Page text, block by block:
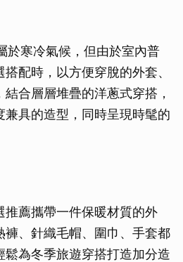
於寒冷氣候，但由於室內普
配時，以方便穿脫的外套、
合層層堆疊的洋蔥式穿搭，
具的造型，同時呈現時髦的
推薦攜帶一件保暖材質的外
褲、針織毛帽、圍巾、手套都
鬆為冬季旅遊穿搭打造加分造